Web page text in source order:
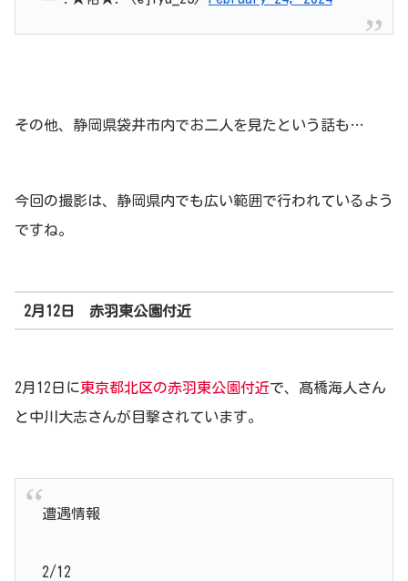
その他、静岡県袋井市内でお二人を見たという話も…
今回の撮影は、静岡県内でも広い範囲で行われているよう
ですね。
2月12日 赤羽東公園付近
2月12日に東京都北区の赤羽東公園付近で、髙橋海人さん
と中川大志さんが目撃されています。
遭遇情報
2/12